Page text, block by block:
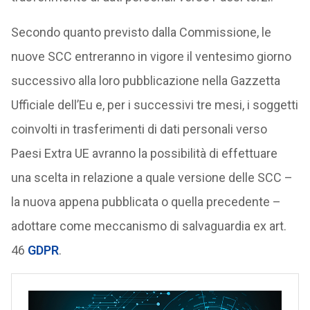
Secondo quanto previsto dalla Commissione, le
nuove SCC entreranno in vigore il ventesimo giorno
successivo alla loro pubblicazione nella Gazzetta
Ufficiale dell’Eu e, per i successivi tre mesi, i soggetti
coinvolti in trasferimenti di dati personali verso
Paesi Extra UE avranno la possibilità di effettuare
una scelta in relazione a quale versione delle SCC –
la nuova appena pubblicata o quella precedente –
adottare come meccanismo di salvaguardia ex art.
46 GDPR.